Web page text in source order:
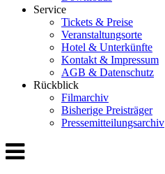
Service
Tickets & Preise
Veranstaltungsorte
Hotel & Unterkünfte
Kontakt & Impressum
AGB & Datenschutz
Rückblick
Filmarchiv
Bisherige Preisträger
Pressemitteilungsarchiv